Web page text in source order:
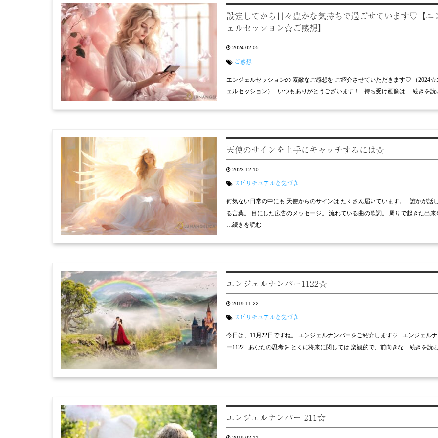
設定してから日々豊かな気持ちで過ごせています♡【エ
ェルセッション☆ご感想】
2024.02.05
ご感想
エンジェルセッションの 素敵なご感想を ご紹介させていただきます♡ （2024☆
ェルセッション） いつもありがとうございます！ 待ち受け画像は …続きを読
天使のサインを上手にキャッチするには☆
2023.12.10
スピリチュアルな気づき
何気ない日常の中にも 天使からのサインは たくさん届いています。 誰かが話
る言葉。 目にした広告のメッセージ。 流れている曲の歌詞。 周りで起きた出来
…続きを読む
エンジェルナンバー1122☆
2019.11.22
スピリチュアルな気づき
今日は、11月22日ですね。 エンジェルナンバーをご紹介します♡ エンジェル
ー1122 あなたの思考を とくに将来に関しては 楽観的で、前向きな…続きを読
エンジェルナンバー 211☆